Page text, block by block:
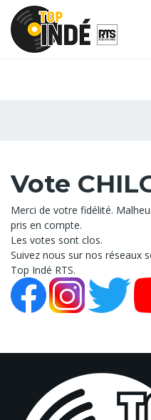
Vote
Merci de votre fidélité.
pris en compte.
Les votes sont clos.
Suivez nous sur nos réseaux
Top Indé RTS.